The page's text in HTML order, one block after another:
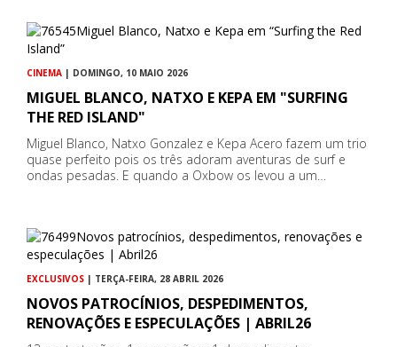
CINEMA | DOMINGO, 10 MAIO 2026
MIGUEL BLANCO, NATXO E KEPA EM "SURFING
THE RED ISLAND"
Miguel Blanco, Natxo Gonzalez e Kepa Acero fazem um trio
quase perfeito pois os três adoram aventuras de surf e
ondas pesadas. E quando a Oxbow os levou a um…
EXCLUSIVOS | TERÇA-FEIRA, 28 ABRIL 2026
NOVOS PATROCÍNIOS, DESPEDIMENTOS,
RENOVAÇÕES E ESPECULAÇÕES | ABRIL26